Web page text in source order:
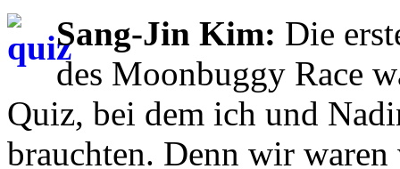
Sang-Jin Kim: Die
des Moonbuggy Race
Quiz, bei dem ich und
brauchten. Denn wir